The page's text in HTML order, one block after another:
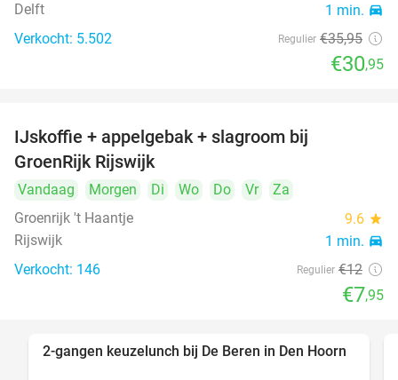
Delft 1 min. directions_car
Verkocht: 5.502 Regulier €35,95
€30,95
IJskoffie + appelgebak + slagroom bij
GroenRijk Rijswijk
Vandaag Morgen Di Wo Do Vr
Za
Groenrijk 't Haantje
9.6 star
Rijswijk 1 min. directions_car
Verkocht: 146 Regulier €12
€7,95
43%
2-gangen keuzelunch bij De Beren in Den Hoorn